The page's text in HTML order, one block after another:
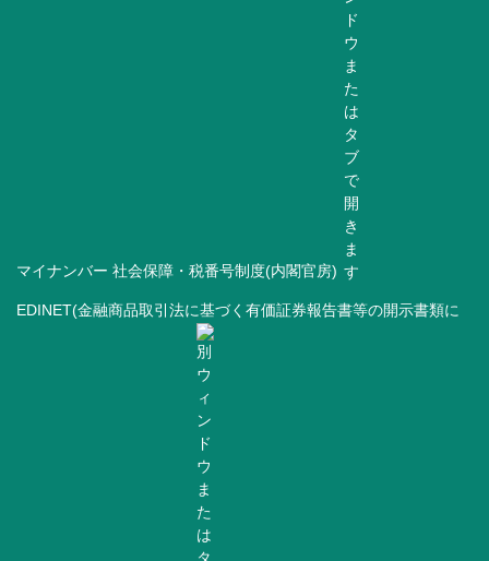
マイナンバー 社会保障・税番号制度(内閣官房)
EDINET(金融商品取引法に基づく有価証券報告書等の開示書類に